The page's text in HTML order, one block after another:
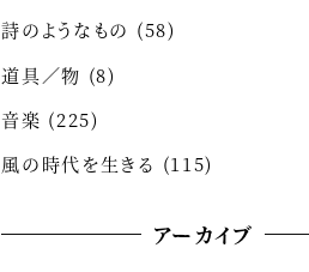
詩のようなもの (58)
道具／物 (8)
音楽 (225)
風の時代を生きる (115)
アーカイブ